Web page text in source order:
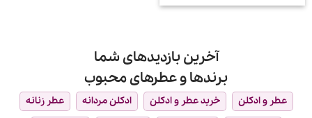
آخرین بازدیدهای شما
برندها و عطرهای محبوب
عطر و ادکلن خرید عطر و ادکلن ادکلن مردانه
عطر زنانه